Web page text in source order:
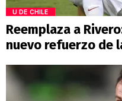
U DE CHILE
Reemplaza a
nuevo refuerzo de